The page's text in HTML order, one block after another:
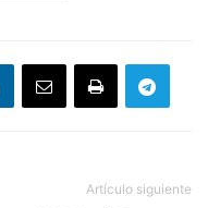
Artículo siguiente